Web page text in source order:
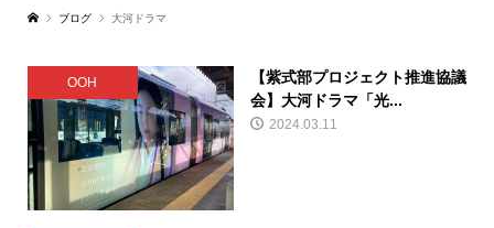
ブログ 大河ドラマ
OOH
【紫式部プロジェクト推進協議
会】大河ドラマ「光...
2024.03.11